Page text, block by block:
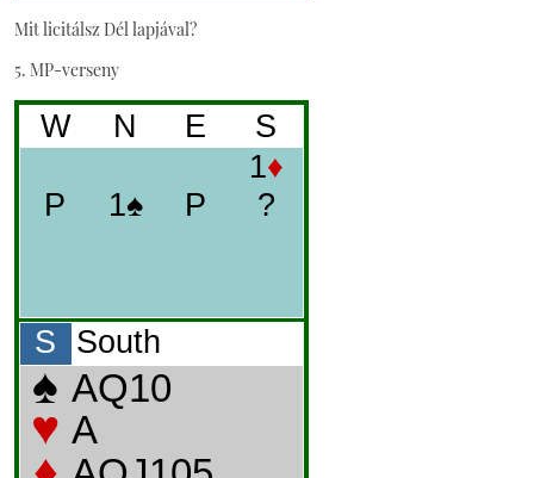
Mit licitálsz Dél lapjával?
5. MP-verseny